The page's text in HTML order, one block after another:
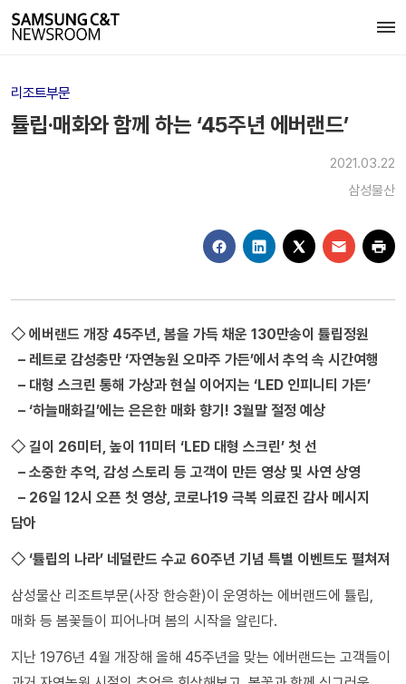
리조트부문
튤립·매화와 함께 하는 ‘45주년 에버랜드’
2021.03.22
삼성물산
◇ 에버랜드 개장 45주년, 봄을 가득 채운 130만송이 튤립정원
– 레트로 감성충만 ‘자연농원 오마주 가든’에서 추억 속 시간여행
– 대형 스크린 통해 가상과 현실 이어지는 ‘LED 인피니티 가든’
– ‘하늘매화길’에는 은은한 매화 향기! 3월말 절정 예상
◇ 길이 26미터, 높이 11미터 ‘LED 대형 스크린’ 첫 선
– 소중한 추억, 감성 스토리 등 고객이 만든 영상 및 사연 상영
– 26일 12시 오픈 첫 영상, 코로나19 극복 의료진 감사 메시지
담아
◇ ‘튤립의 나라’ 네덜란드 수교 60주년 기념 특별 이벤트도 펼쳐져
삼성물산 리조트부문(사장 한승환)이 운영하는 에버랜드에 튤립,
매화 등 봄꽃들이 피어나며 봄의 시작을 알린다.
지난 1976년 4월 개장해 올해 45주년을 맞는 에버랜드는 고객들이